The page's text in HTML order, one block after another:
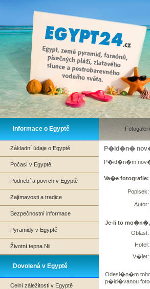
Informace o Egyptě
Základní údaje o Egyptě
Počasí v Egyptě
Podnebí a povrch v Egyptě
Zajímavosti a tradice
Bezpečnostní informace
Pyramidy v Egyptě
Životní tepna Nil
Dovolená v Egyptě
Celní záležitosti v Egyptě
P�id�n�
P�id�n�m
Va�e fotografie:
Popisek:
Autor:
Je-li to
Oblast:
Hotel:
V�let:
Odesl�n�m
p�id�vanou